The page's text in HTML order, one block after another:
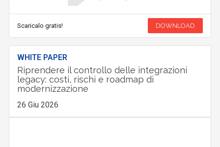
Scaricalo gratis! DOWNLOAD
WHITE PAPER
Riprendere il controllo delle integrazioni
legacy: costi, rischi e roadmap di
modernizzazione
26 Giu 2026